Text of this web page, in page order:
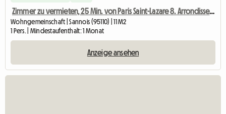
Zimmer zu vermieten, 25 Min. von Paris Saint-Lazare 8. Arrondissement
Wohngemeinschaft | Sannois (95110) | 11 M2
1 Pers. | Mindestaufenthalt: 1 Monat
Anzeige ansehen